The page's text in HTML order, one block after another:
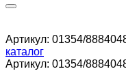
Артикул: 01354/
каталог
Артикул: 01354/